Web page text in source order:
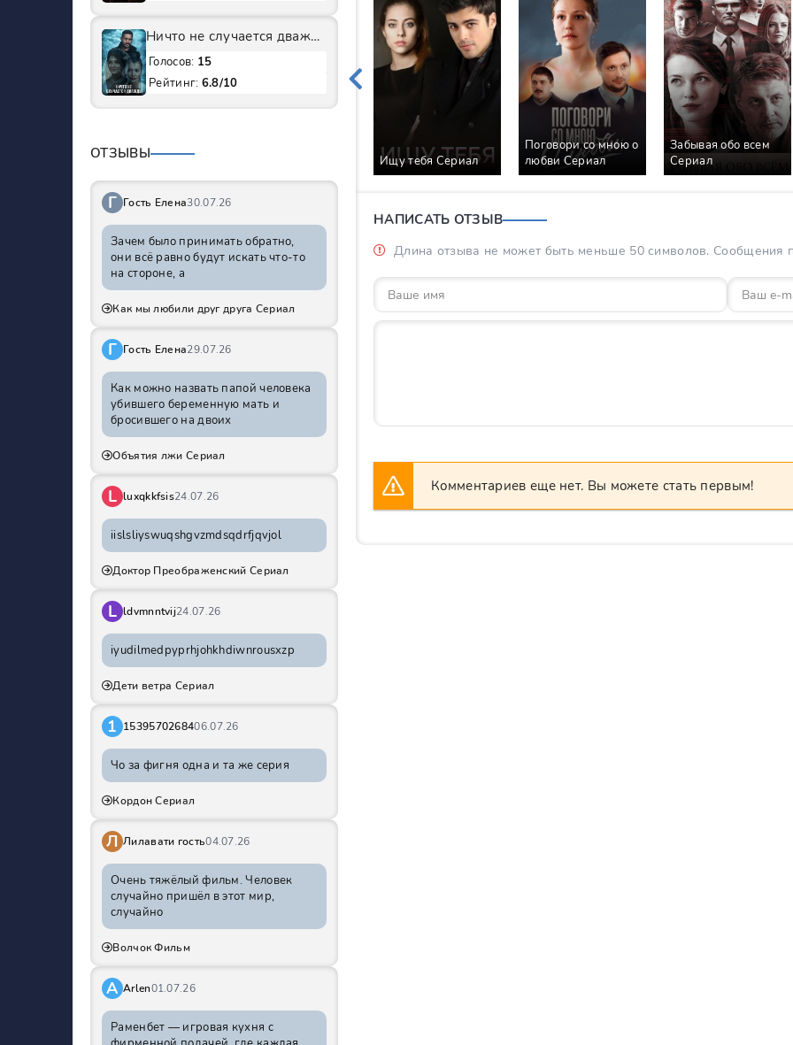
Ищу тебя Сериал
Поговори со мною о
любви Сериал
Забывая обо всем
Сериал
НАПИСАТЬ ОТЗЫВ
Длина отзыва не может быть меньше 50 символов. Сообщения
Комментариев еще нет. Вы можете стать первым!
Ничто не случается дважды 1 Сезон Сериал
Голосов: 15
Рейтинг: 6.8/10
ОТЗЫВЫ
Г Гость Елена30.07.26
Зачем было принимать обратно,
они всё равно будут искать что-то
на стороне, а
Как мы любили друг друга Сериал
Г Гость Елена29.07.26
Как можно назвать папой человека
убившего беременную мать и
бросившего на двоих
Объятия лжи Сериал
L luxqkkfsis24.07.26
iislsliyswuqshgvzmdsqdrfjqvjol
Доктор Преображенский Сериал
L ldvmnntvij24.07.26
iyudilmedpyprhjohkhdiwnrousxzp
Дети ветра Сериал
1 1539570268406.07.26
Чо за фигня одна и та же серия
Кордон Сериал
Л Лилавати гость04.07.26
Очень тяжёлый фильм. Человек
случайно пришёл в этот мир,
случайно
Волчок Фильм
A Arlen01.07.26
Раменбет — игровая кухня с